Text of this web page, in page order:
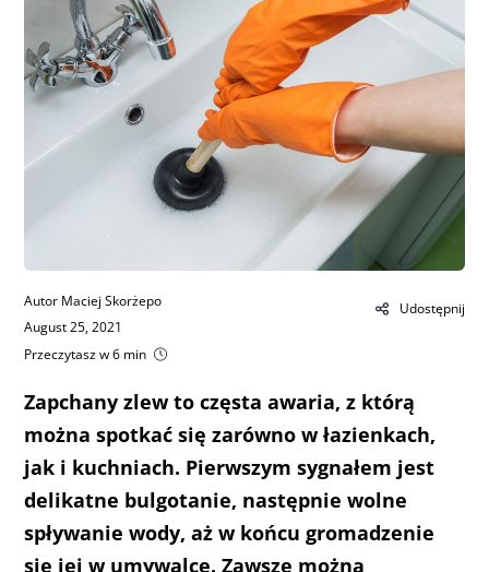
Zapchany zlew to częsta awaria, z którą
można spotkać się zarówno w łazienkach,
jak i kuchniach. Pierwszym sygnałem jest
delikatne bulgotanie, następnie wolne
spływanie wody, aż w końcu gromadzenie
się jej w umywalce. Zawsze można
Udostępnij
Autor Maciej Skorżepo
August 25, 2021
Przeczytasz w 6 min